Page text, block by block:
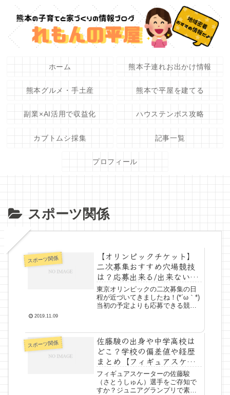
ホーム 熊本子連れお出かけ情報
熊本グルメ・手土産 熊本で平屋を建てる
副業×AI活用で収益化 ハウステンボス攻略
カブトムシ採集 記事一覧
プロフィール
スポーツ関係
スポーツ関係
【オリンピックチケット】
二次募集おすすめ穴場競技
は？応募出来る/出来ない競
技はどれ？
東京オリンピックの二次募集の日
程が近づいてきましたね！(*´ω｀*)
当初の予定よりも応募できる競技
＾そこで今回は、東京オリンピッ
クチケットの二次募集の...
2019.11.09
スポーツ関係
佐藤駿の出身や中学高校は
どこ？学校の偏差値や経歴
まとめ【フィギュアスケー
ト】
フィギュアスケーターの佐藤駿
（さとうしゅん）選手をご存知で
すか？ジュニアグランプリで素晴